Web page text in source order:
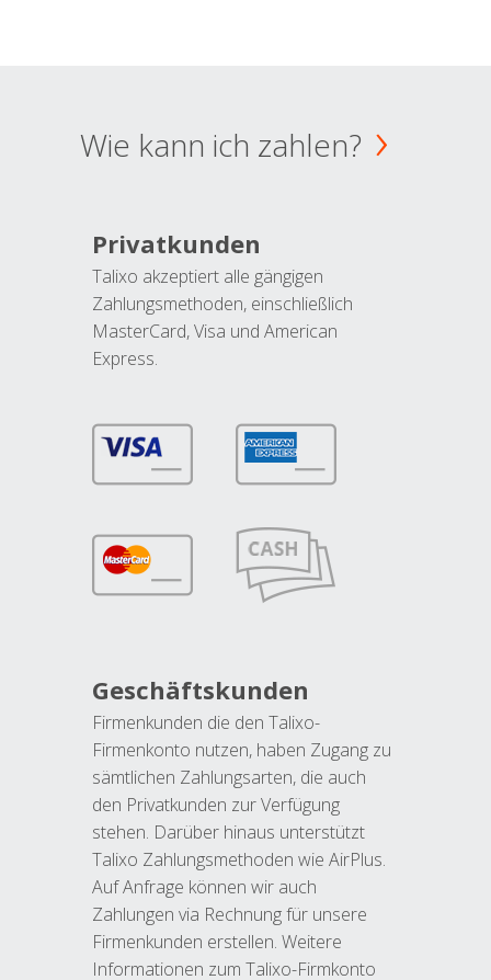
Wie kann ich zahlen?
Privatkunden
Talixo akzeptiert alle gängigen
Zahlungsmethoden, einschließlich
MasterCard, Visa und American
Express.
Geschäftskunden
Firmenkunden die den Talixo-
Firmenkonto nutzen, haben Zugang zu
sämtlichen Zahlungsarten, die auch
den Privatkunden zur Verfügung
stehen. Darüber hinaus unterstützt
Talixo Zahlungsmethoden wie AirPlus.
Auf Anfrage können wir auch
Zahlungen via Rechnung für unsere
Firmenkunden erstellen. Weitere
Informationen zum Talixo-Firmkonto